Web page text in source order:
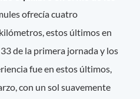
ofrecía cuatro
estos últimos en
de la primera jornada y los
fue en estos últimos,
con un sol suavemente